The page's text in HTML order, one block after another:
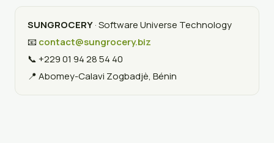
SUNGROCERY· Software Universe Technology
📧 contact@sungrocery.biz
📞 +229 01 94 28 54 40
📍 Abomey-Calavi Zogbadjè, Bénin